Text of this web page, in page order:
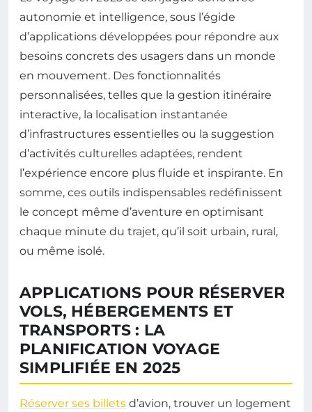
autonomie et intelligence, sous l’égide
d’applications développées pour répondre aux
besoins concrets des usagers dans un monde
en mouvement. Des fonctionnalités
personnalisées, telles que la gestion itinéraire
interactive, la localisation instantanée
d’infrastructures essentielles ou la suggestion
d’activités culturelles adaptées, rendent
l’expérience encore plus fluide et inspirante. En
somme, ces outils indispensables redéfinissent
le concept même d’aventure en optimisant
chaque minute du trajet, qu’il soit urbain, rural,
ou même isolé.
APPLICATIONS POUR RÉSERVER
VOLS, HÉBERGEMENTS ET
TRANSPORTS : LA
PLANIFICATION VOYAGE
SIMPLIFIÉE EN 2025
Réserver ses billets d’avion, trouver un logement